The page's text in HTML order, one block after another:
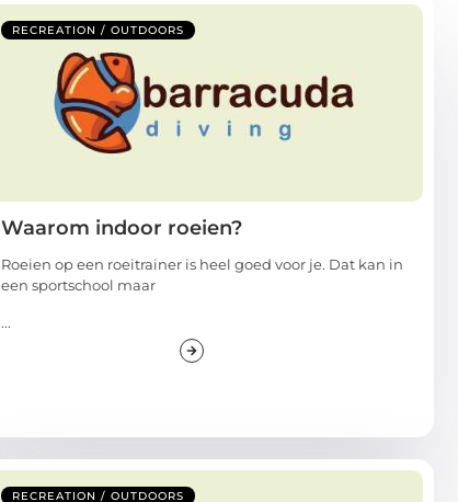
RECREATION / OUTDOORS
Waarom indoor roeien?
Roeien op een roeitrainer is heel goed voor je. Dat kan in
een sportschool maar
...
RECREATION / OUTDOORS